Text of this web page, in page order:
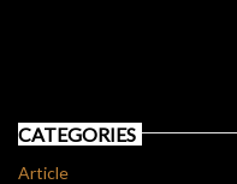
CATEGORIES
Article